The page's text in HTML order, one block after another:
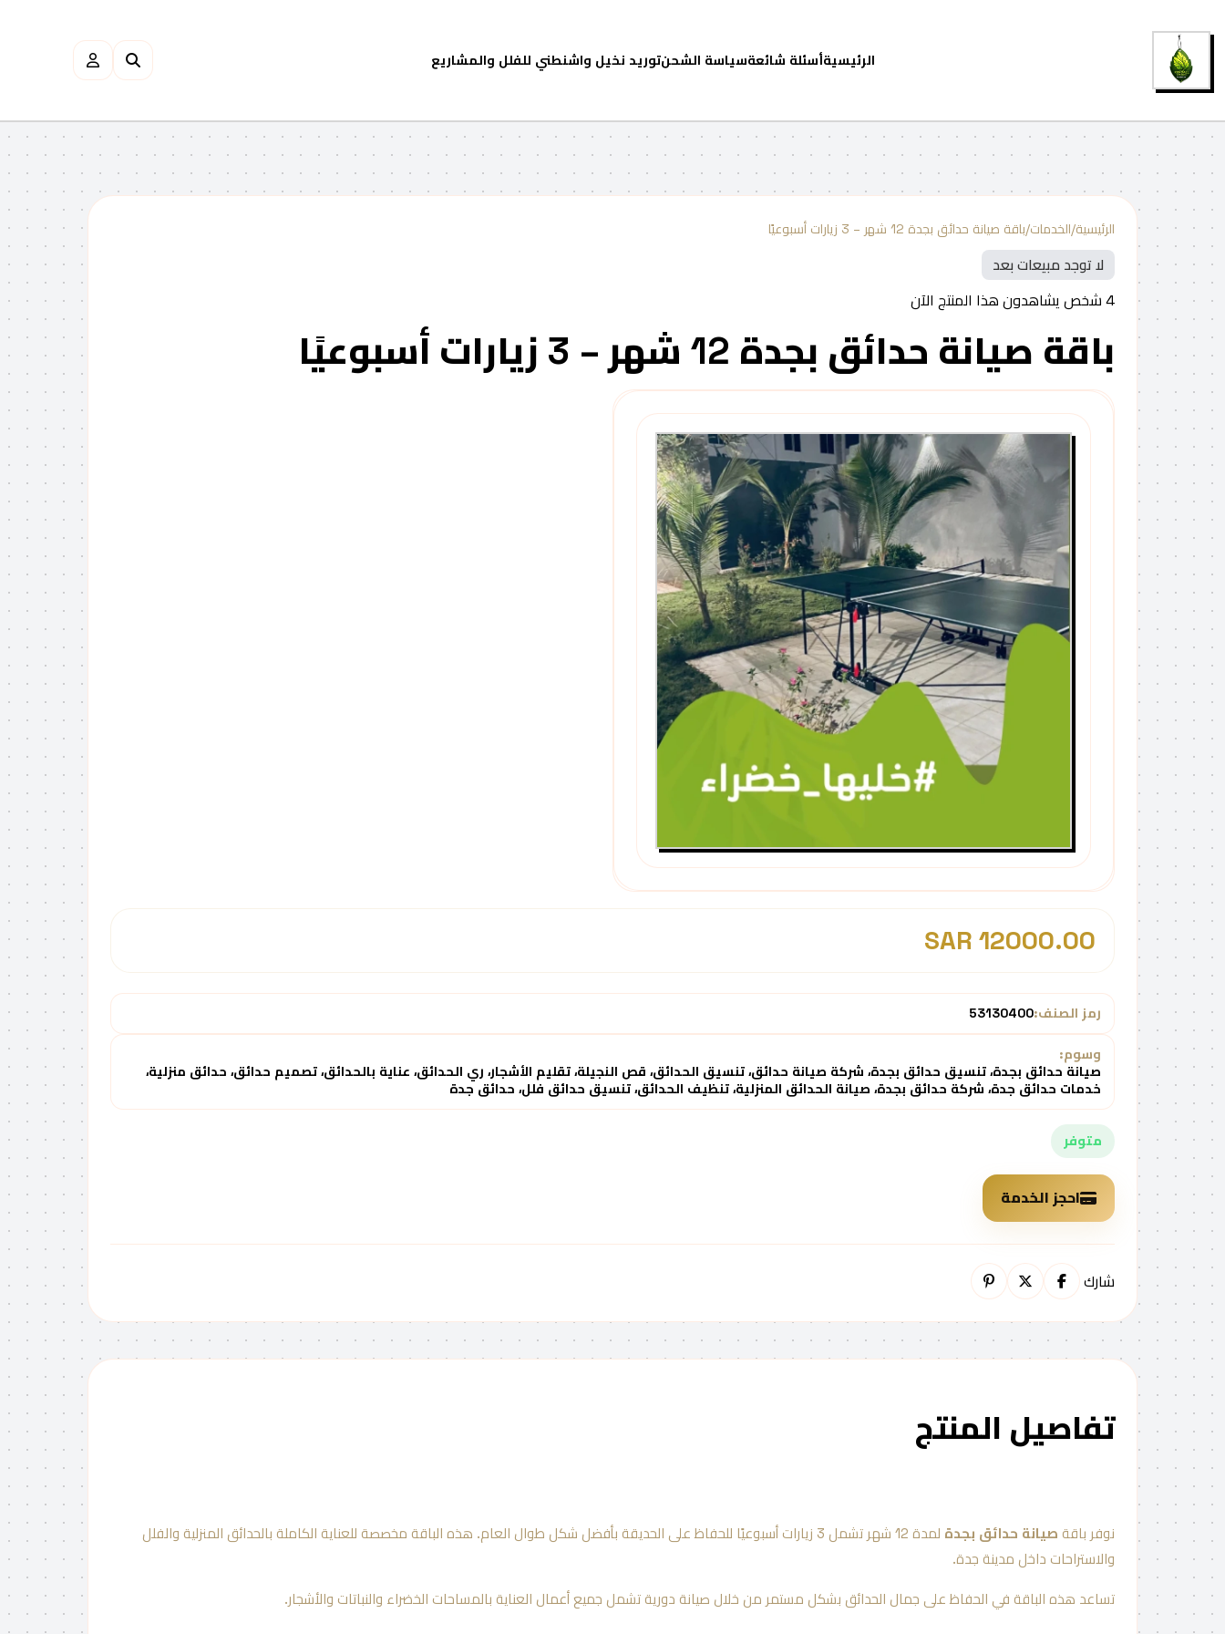
الرئيسيةأسئلة شائعةسياسة الشحنتوريد نخيل واشنطني للفلل والمشاريع
الرئيسية/الخدمات/باقة صيانة حدائق بجدة 12 شهر – 3 زيارات أسبوعيًا
لا توجد مبيعات بعد
4 شخص يشاهدون هذا المنتج الآن
باقة صيانة حدائق بجدة 12 شهر – 3 زيارات أسبوعيًا
12000.00 SAR
رمز الصنف:53130400
وسوم:
صيانة حدائق بجدة، تنسيق حدائق بجدة، شركة صيانة حدائق، تنسيق الحدائق، قص النجيلة، تقليم الأشجار، ري الحدائق، عناية بالحدائق، تصميم حدائق، حدائق منزلية،
خدمات حدائق جدة، شركة حدائق بجدة، صيانة الحدائق المنزلية، تنظيف الحدائق، تنسيق حدائق فلل، حدائق جدة
متوفر
احجز الخدمة
شارك
تفاصيل المنتج
نوفر باقة صيانة حدائق بجدة
لمدة 12 شهر تشمل 3 زيارات أسبوعيًا للحفاظ على الحديقة بأفضل شكل طوال العام. هذه الباقة مخصصة للعناية الكاملة بالحدائق المنزلية والفلل
والاستراحات داخل مدينة جدة.
تساعد هذه الباقة في الحفاظ على جمال الحدائق بشكل مستمر من خلال صيانة دورية تشمل جميع أعمال العناية بالمساحات الخضراء والنباتات والأشجار.